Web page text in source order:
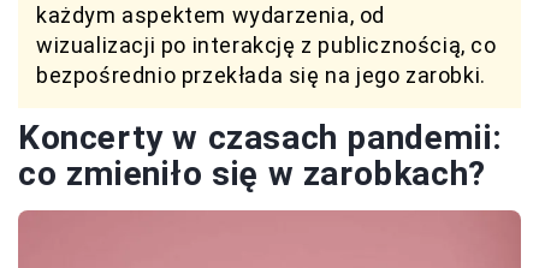
każdym aspektem wydarzenia, od
wizualizacji po interakcję z publicznością, co
bezpośrednio przekłada się na jego zarobki.
Koncerty w czasach pandemii:
co zmieniło się w zarobkach?